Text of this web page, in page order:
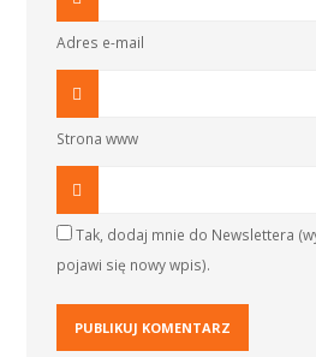
Adres e-mail
Strona www
Tak, dodaj mnie do Newslettera
pojawi się nowy wpis).